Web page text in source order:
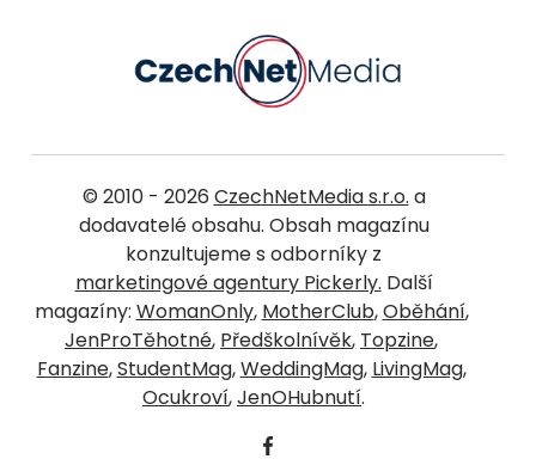
© 2010 - 2026 CzechNetMedia s.r.o. a
dodavatelé obsahu. Obsah magazínu
konzultujeme s odborníky z
marketingové agentury Pickerly. Další
magazíny: WomanOnly, MotherClub,Oběhání,
JenProTěhotné, Předškolnívěk, Topzine,
Fanzine,StudentMag,WeddingMag, LivingMag,
Ocukroví,JenOHubnutí.